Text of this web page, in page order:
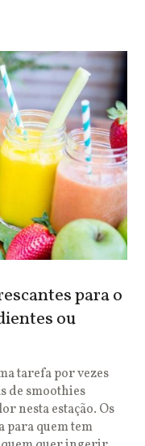
para o
ou
tarefa por vezes
de smoothies
nesta estação. Os
para quem tem